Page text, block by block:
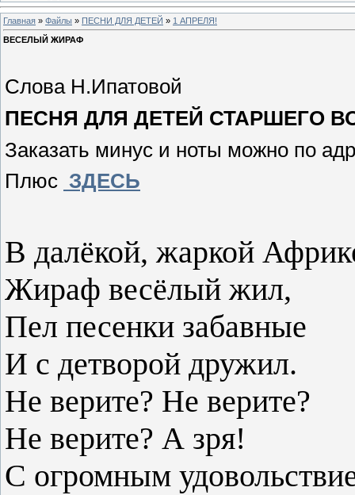
Главная » Файлы » ПЕСНИ ДЛЯ ДЕТЕЙ » 1 АПРЕЛЯ!
ВЕСЕЛЫЙ ЖИРАФ
Слова Н.Ипатовой
ПЕСНЯ ДЛЯ ДЕТЕЙ СТАРШЕГО
Заказать минус и ноты можно по
Плюс ЗДЕСЬ
В далёкой, жаркой
Жираф весёлый жил,
Пел песенки забавные
И с детворой дружил.
Не верите? Не верите?
Не верите? А зря!
С огромным